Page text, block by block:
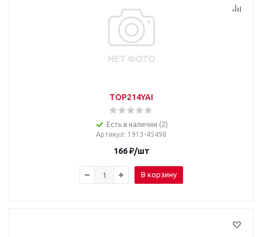
TOP214YAI
Есть в наличии (2)
Артикул: 1913-45498
166₽/шт
В корзину